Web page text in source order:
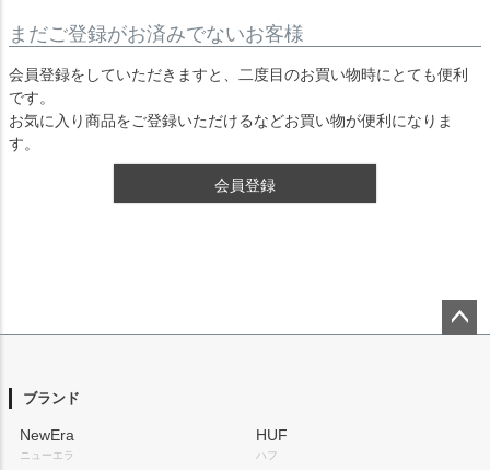
まだご登録がお済みでないお客様
会員登録をしていただきますと、二度目のお買い物時にとても便利
です。
お気に入り商品をご登録いただけるなどお買い物が便利になりま
す。
会員登録
ブランド
NewEra
ニューエラ
HUF
ハフ